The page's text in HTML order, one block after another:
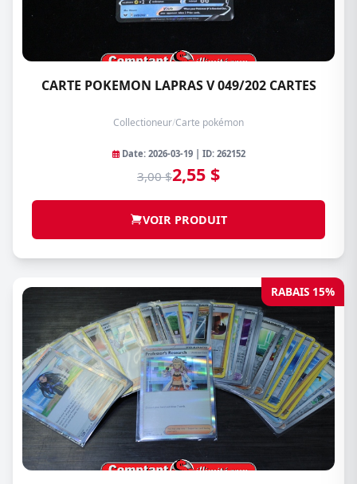
CARTE POKEMON LAPRAS V 049/202 CARTES
Collectioneur/Carte pokémon
Date: 2026-03-19 | ID: 262152
3,00 $2,55 $
VOIR PRODUIT
RABAIS 15%